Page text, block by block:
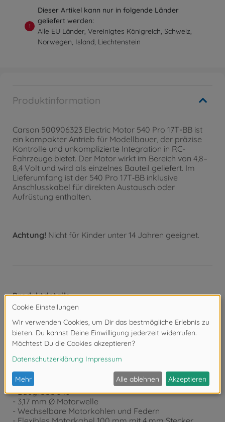
!
Dieser Artikel kann nur in folgende Länder
geliefert werden:
Alle EU Länder, Vereinigtes Königreich, Schweiz,
Norwegen, Island, Liechtenstein
Produktinformation
Carson 500906323 Electric Motor 540 Pro 17T-BB ist
ein kompakter Antrieb für Modellbauer, der präzise
Kontrolle und unkomplizierte Integration in RC-
Fahrzeuge bietet. Der Motor wirkt im Bereich von 4,8–
8,4 Volt und wird als einzelnes Bauteil geliefert. Im
Lieferumfang ist der 540 Pro 17T‑BB inklusive
Anschlusskabel für direkten Austausch oder
Aufrüstung enthalten.
Achtung! Nicht für Kinder unter 14 Jahren geeignet.
Produktdetails
- Nennspannung: 6V
- Spannungsbereich: 4,8 - 8,4 V
- Drehzahl: 24.500 UpM
- Drehmoment: 32N mm
- Abgabe:69 W
- Turns: 17
- Baugröße 540
- 3,17 mm Ø Motorwelle
- Wechselbare Motorkohlen und Federn